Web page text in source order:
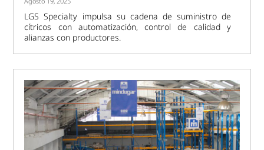
LGS Specialty impulsa su cadena de suministro de
cítricos con automatización, control de calidad y
alianzas con productores.